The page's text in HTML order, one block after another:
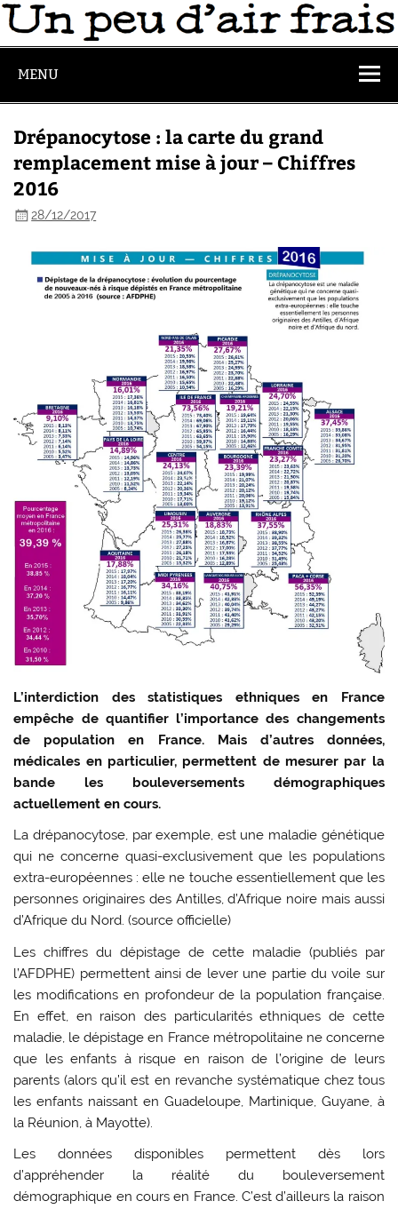
MENU
Drépanocytose : la carte du grand
remplacement mise à jour – Chiffres
2016
28/12/2017
L’interdiction des statistiques ethniques en France
empêche de quantifier l’importance des changements
de population en France. Mais d’autres données,
médicales en particulier, permettent de mesurer par la
bande les bouleversements démographiques
actuellement en cours.
La drépanocytose, par exemple, est une maladie génétique
qui ne concerne quasi-exclusivement que les populations
extra-européennes : elle ne touche essentiellement que les
personnes originaires des Antilles, d’Afrique noire mais aussi
d’Afrique du Nord. (source officielle)
Les chiffres du dépistage de cette maladie (publiés par
l’AFDPHE) permettent ainsi de lever une partie du voile sur
les modifications en profondeur de la population française.
En effet, en raison des particularités ethniques de cette
maladie, le dépistage en France métropolitaine ne concerne
que les enfants à risque en raison de l’origine de leurs
parents (alors qu’il est en revanche systématique chez tous
les enfants naissant en Guadeloupe, Martinique, Guyane, à
la Réunion, à Mayotte).
Les données disponibles permettent dès lors
d’appréhender la réalité du bouleversement
démographique en cours en France. C’est d’ailleurs la raison